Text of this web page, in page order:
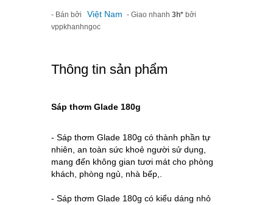
- Bán bởi Việt Nam - Giao nhanh 3h* bởi
vppkhanhngoc
Thông tin sản phẩm
Sáp thơm Glade 180g
- Sáp thơm Glade 180g có thành phần tự
nhiên, an toàn sức khoẻ người sử dụng,
mang đến không gian tươi mát cho phòng
khách, phòng ngủ, nhà bếp,.
- Sáp thơm Glade 180g có kiểu dáng nhỏ